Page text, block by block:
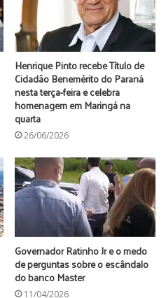
Henrique Pinto recebe Título de
Cidadão Benemérito do Paraná
nesta terça-feira e celebra
homenagem em Maringá na
quarta
26/06/2026
Governador Ratinho Jr e o medo
de perguntas sobre o escândalo
do banco Master
11/04/2026